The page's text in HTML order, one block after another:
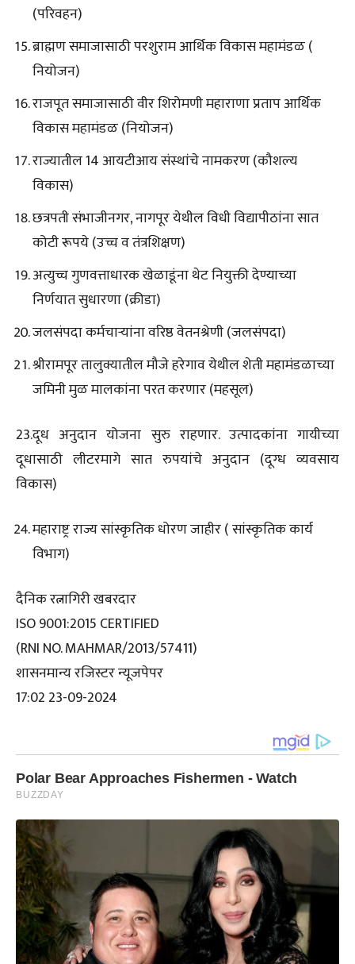
(परिवहन)
ब्राह्मण समाजासाठी परशुराम आर्थिक विकास महामंडळ (
नियोजन)
राजपूत समाजासाठी वीर शिरोमणी महाराणा प्रताप आर्थिक
विकास महामंडळ (नियोजन)
राज्यातील 14 आयटीआय संस्थांचे नामकरण (कौशल्य
विकास)
छत्रपती संभाजीनगर, नागपूर येथील विधी विद्यापीठांना सात
कोटी रूपये (उच्च व तंत्रशिक्षण)
अत्युच्च गुणवत्ताधारक खेळाडूंना थेट नियुक्ती देण्याच्या
निर्णयात सुधारणा (क्रीडा)
जलसंपदा कर्मचाऱ्यांना वरिष्ठ वेतनश्रेणी (जलसंपदा)
श्रीरामपूर तालुक्यातील मौजे हरेगाव येथील शेती महामंडळाच्या
जमिनी मुळ मालकांना परत करणार (महसूल)
23.दूध अनुदान योजना सुरु राहणार. उत्पादकांना गायीच्या
दूधासाठी लीटरमागे सात रुपयांचे अनुदान (दूग्ध व्यवसाय
विकास)
महाराष्ट्र राज्य सांस्कृतिक धोरण जाहीर ( सांस्कृतिक कार्य
विभाग)
दैनिक रत्नागिरी खबरदार
ISO 9001:2015 CERTIFIED
(RNI NO. MAHMAR/2013/57411)
शासनमान्य रजिस्टर न्यूजपेपर
17:02 23-09-2024